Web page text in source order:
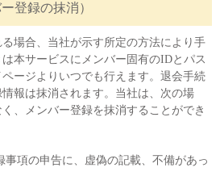
登録の抹消）
場合、当社が示す所定の方法により手
本サービスにメンバー固有のIDとパス
ージよりいつでも行えます。退会手続
報は抹消されます。当社は、次の場
、メンバー登録を抹消することができ
項の申告に、虚偽の記載、不備があっ